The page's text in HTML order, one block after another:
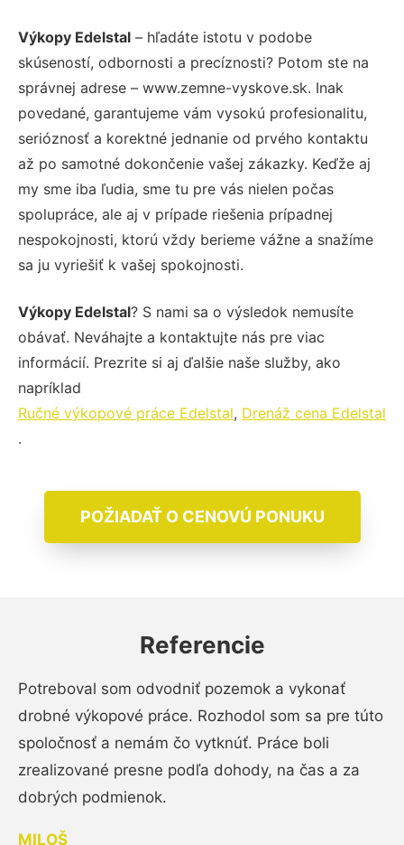
Výkopy Edelstal – hľadáte istotu v podobe
skúseností, odbornosti a precíznosti? Potom ste na
správnej adrese – www.zemne-vyskove.sk. Inak
povedané, garantujeme vám vysokú profesionalitu,
serióznosť a korektné jednanie od prvého kontaktu
až po samotné dokončenie vašej zákazky. Keďže aj
my sme iba ľudia, sme tu pre vás nielen počas
spolupráce, ale aj v prípade riešenia prípadnej
nespokojnosti, ktorú vždy berieme vážne a snažíme
sa ju vyriešiť k vašej spokojnosti.
Výkopy Edelstal? S nami sa o výsledok nemusíte
obávať. Neváhajte a kontaktujte nás pre viac
informácií. Prezrite si aj ďalšie naše služby, ako
napríklad
Ručné výkopové práce Edelstal, Drenáž cena Edelstal
.
POŽIADAŤ O CENOVÚ PONUKU
Referencie
Potreboval som odvodniť pozemok a vykonať
drobné výkopové práce. Rozhodol som sa pre túto
spoločnosť a nemám čo vytknúť. Práce boli
zrealizované presne podľa dohody, na čas a za
dobrých podmienok.
MILOŠ